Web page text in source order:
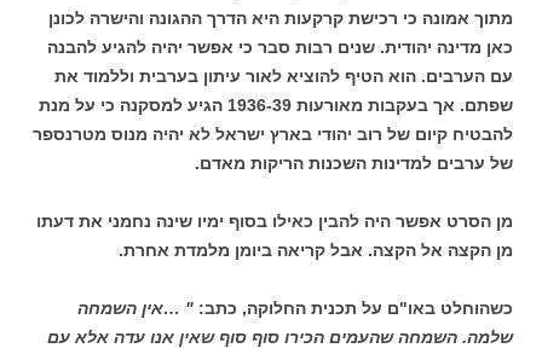
מתוך אמונה כי רכישת קרקעות היא הדרך ההגונה והישרה לכונן
כאן מדינה יהודית. שנים רבות סבר כי אפשר יהיה להגיע להבנה
עם הערבים. הוא הטיף להוציא לאור עיתון בערבית וללמוד את
שפתם. אך בעקבות מאורעות 1936-39 הגיע למסקנה כי על מנת
להבטיח קיום של רוב יהודי בארץ ישראל לא יהיה מנוס מטרנספר
של ערבים למדינות השכנות הריקות מאדם.
מן הסרט אפשר היה להבין כאילו בסוף ימיו שינה נחמני את דעתו
מן הקצה אל הקצה. אבל קריאה ביומן מלמדת אחרת.
כשהוחלט באו"ם על תכנית החלוקה, כתב: " …אין השמחה
שלמה. השמחה שהעמים הכירו סוף סוף שאין אנו עדה אלא עם